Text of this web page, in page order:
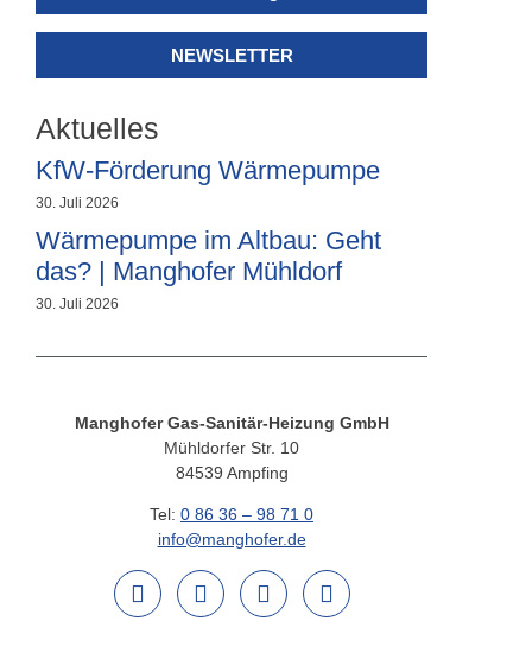
NEWSLETTER
Aktuelles
KfW-Förderung Wärmepumpe
30. Juli 2026
Wärmepumpe im Altbau: Geht
das? | Manghofer Mühldorf
30. Juli 2026
Manghofer Gas-Sanitär-Heizung GmbH
Mühldorfer Str. 10
84539 Ampfing
Tel: 0 86 36 – 98 71 0
info@manghofer.de